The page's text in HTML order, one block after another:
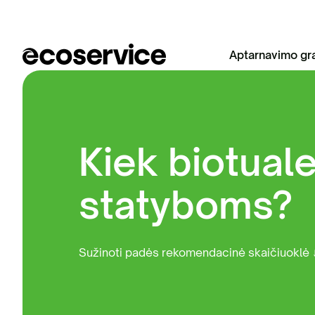
Aptarnavimo
Kiek
statyboms?
Sužinoti padės rekomendacinė skaičiuoklė